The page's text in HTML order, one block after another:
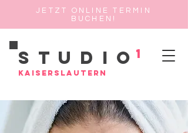
JETZT ONLINE TERMIN
BUCHEN!
Studio
Kaiserslautern
1